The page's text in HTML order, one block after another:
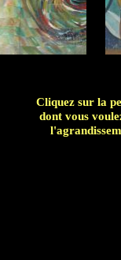
Cliquez sur la
dont vous